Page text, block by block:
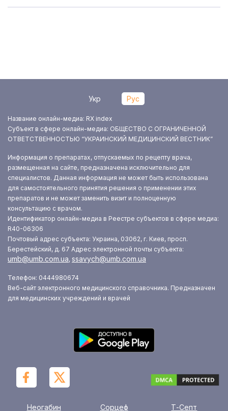
Укр Рус
Название онлайн-медиа: RX index
Субъект в сфере онлайн-медиа: ОБЩЕСТВО С ОГРАНИЧЕННОЙ
ОТВЕТСТВЕННОСТЬЮ “УКРАИНСКИЙ МЕДИЦИНСКИЙ ВЕСТНИК”
Информация о препаратах, отпускаемых по рецепту врача,
размещенная на сайте, предназначена исключительно для
специалистов. Данная информация не может быть использована
для самостоятельного принятия решения о применении этих
препаратов и не может заменить визит и полноценную
консультацию с врачом.
Идентификатор онлайн-медиа в Реестре субъектов в сфере медиа:
R40-06306
Почтовый адрес субъекта: Украина, 03062, г. Киев, просп.
Берестейский, д. 67 Адрес электронной почты субъекта:
umb@umb.com.ua, ssavych@umb.com.ua
Телефон: 0444980674
Веб-сайт электронного медицинского справочника. Предназначен
для медицинских учреждений и врачей
Неогабин Сорцеф
Т-Септ